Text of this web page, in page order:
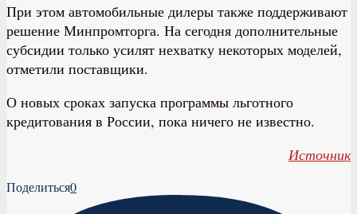
При этом автомобильные дилеры также поддерживают
решение Минпромторга. На сегодня дополнительные
субсидии только усилят нехватку некоторых моделей,
отметили поставщики.
О новых сроках запуска программы льготного
кредитования в России, пока ничего не известно.
Источник
Поделиться0